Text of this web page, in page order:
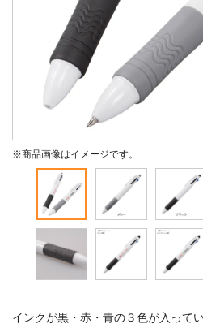
※商品画像はイメージです。
インクが黒・赤・青の３色が入って